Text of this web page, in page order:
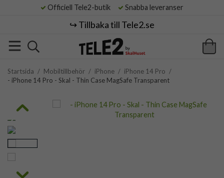
Officiell Tele2-butik Snabba leveranser
↪️ Tillbaka till Tele2.se
Startsida / Mobiltillbehör / iPhone / iPhone 14 Pro /
- iPhone 14 Pro - Skal - Thin Case MagSafe Transparent